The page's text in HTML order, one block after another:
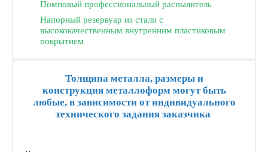
Помповый профессиональный распылитель
Напорный резервуар из стали с
высококачественным внутренним пластиковым
покрытием
Толщина металла, размеры и
конструкция металлоформ могут быть
любые, в зависимости от индивидуального
технического задания заказчика